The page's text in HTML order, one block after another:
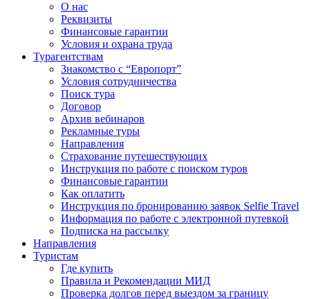
О нас
Реквизиты
Финансовые гарантии
Условия и охрана труда
Турагентствам
Знакомство с “Европорт”
Условия сотрудничества
Поиск тура
Договор
Архив вебинаров
Рекламные туры
Направления
Страхование путешествующих
Инструкция по работе с поиском туров
Финансовые гарантии
Как оплатить
Инструкция по бронированию заявок Selfie Travel
Информация по работе с электронной путевкой
Подписка на рассылку
Направления
Туристам
Где купить
Правила и Рекомендации МИД
Проверка долгов перед выездом за границу